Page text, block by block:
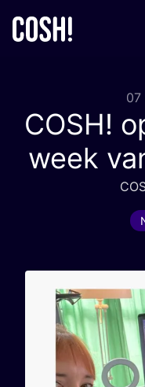
07
COSH!
week